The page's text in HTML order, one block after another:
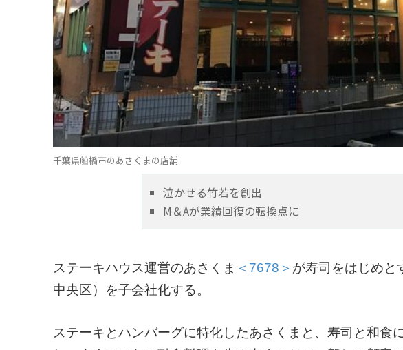
千葉県船橋市のあさくまの店舗
泣かせる竹若を創出
M＆Aが業績回復の転換点に
ステーキハウス運営のあさくま ＜7678＞ が寿司をはじめと
中央区）を子会社化する。
ステーキとハンバーグに特化したあさくまと、寿司と和食